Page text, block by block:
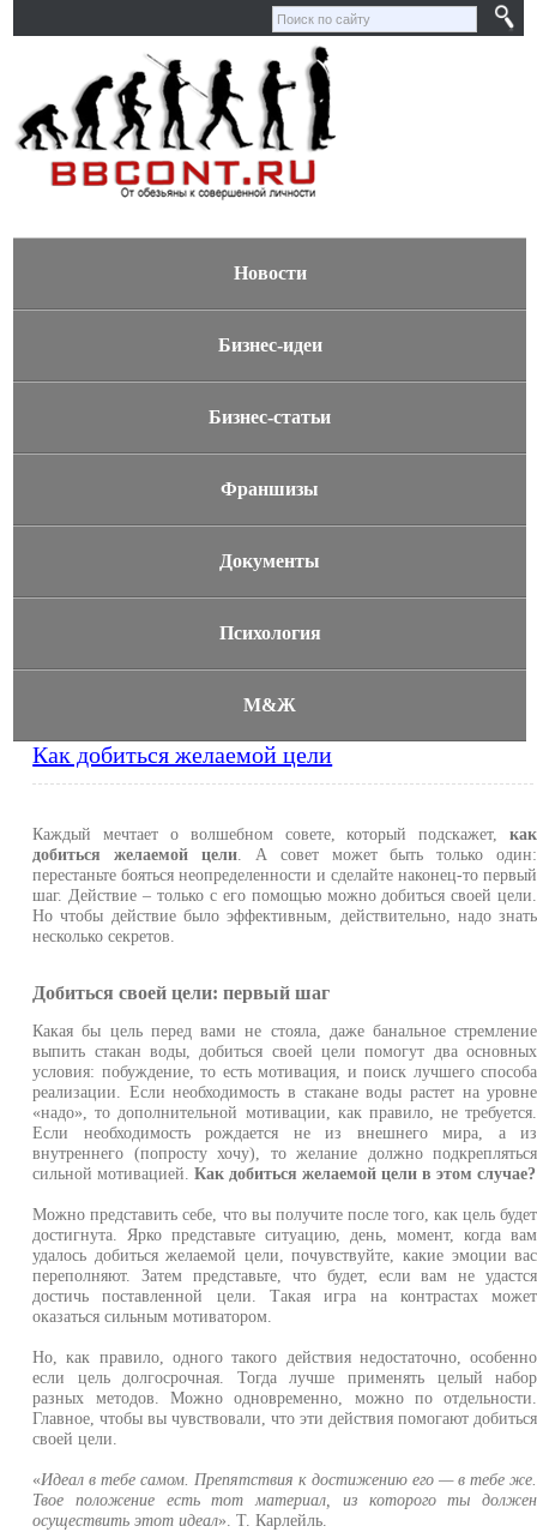
Новости
Бизнес-идеи
Бизнес-статьи
Франшизы
Документы
Психология
М&Ж
Как добиться желаемой цели
Каждый мечтает о волшебном совете, который подскажет,как
добиться желаемой цели. А совет может быть только один:
перестаньте бояться неопределенности и сделайте наконец-то первый
шаг. Действие – только с его помощью можно добиться своей цели.
Но чтобы действие было эффективным, действительно, надо знать
несколько секретов.
Добиться своей цели: первый шаг
Какая бы цель перед вами не стояла, даже банальное стремление
выпить стакан воды, добиться своей цели помогут два основных
условия: побуждение, то есть мотивация, и поиск лучшего способа
реализации. Если необходимость в стакане воды растет на уровне
«надо», то дополнительной мотивации, как правило, не требуется.
Если необходимость рождается не из внешнего мира, а из
внутреннего (попросту хочу), то желание должно подкрепляться
сильной мотивацией.Как добиться желаемой цели в этом случае?
Можно представить себе, что вы получите после того, как цель будет
достигнута. Ярко представьте ситуацию, день, момент, когда вам
удалось добиться желаемой цели, почувствуйте, какие эмоции вас
переполняют. Затем представьте, что будет, если вам не удастся
достичь поставленной цели. Такая игра на контрастах может
оказаться сильным мотиватором.
Но, как правило, одного такого действия недостаточно, особенно
если цель долгосрочная. Тогда лучше применять целый набор
разных методов. Можно одновременно, можно по отдельности.
Главное, чтобы вы чувствовали, что эти действия помогают добиться
своей цели.
«Идеал в тебе самом. Препятствия к достижению его — в тебе же.
Твое положение есть тот материал, из которого ты должен
осуществить этот идеал». Т. Карлейль.